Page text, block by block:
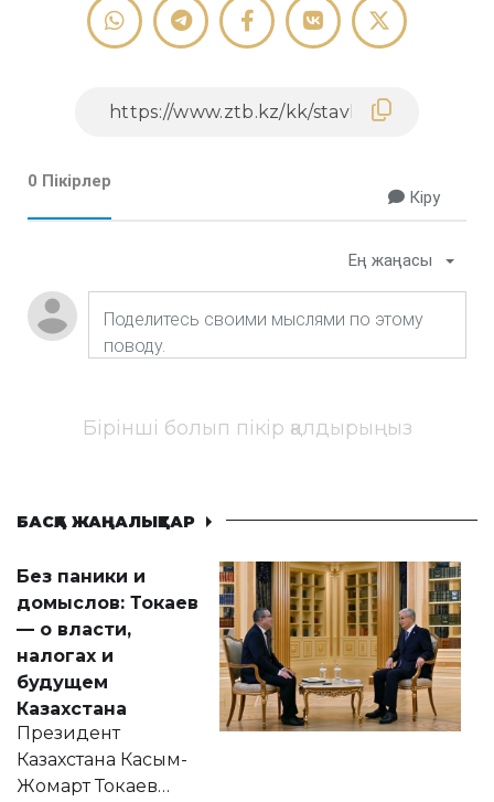
0 Пікірлер
Кіру
Ең жаңасы
Бірінші болып пікір қалдырыңыз
БАСҚА ЖАҢАЛЫҚТАР
Без паники и
домыслов: Токаев
— о власти,
налогах и
будущем
Казахстана
Президент
Казахстана Касым-
Жомарт Токаев